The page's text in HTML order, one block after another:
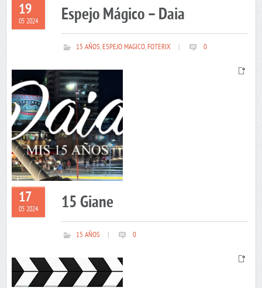
19
05 2024 Espejo Mágico – Daia
15 AÑOS,ESPEJO MAGICO,FOTERIX 0
17
05 2024 15 Giane
15 AÑOS 0